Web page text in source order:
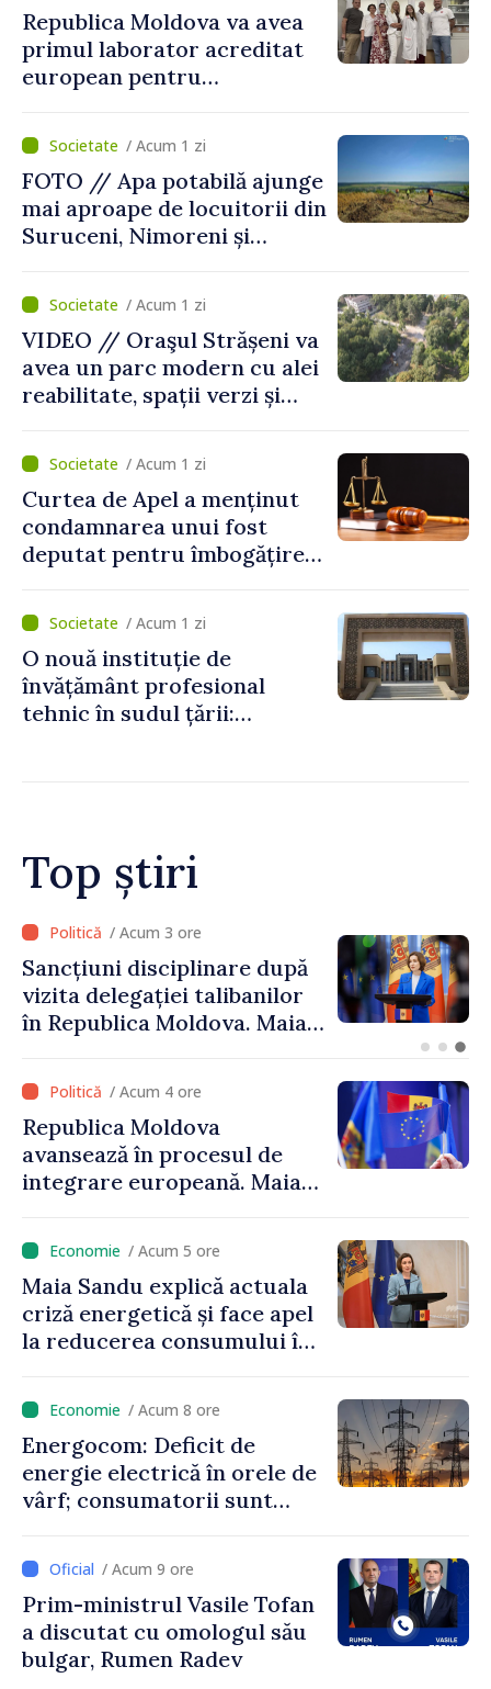
Republica Moldova va avea
primul laborator acreditat
european pentru
viței-de-vie
/ Acum 1 zi
FOTO // Apa potabilă ajunge
mai aproape de locuitorii din
Suruceni, Nimoreni și
/ Acum 1 zi
VIDEO // Oraşul Strășeni va
avea un parc modern cu alei
reabilitate, spații verzi și
/ Acum 1 zi
Curtea de Apel a menținut
condamnarea unui fost
deputat pentru îmbogățire
statului peste 2,4 milioane
de lei
/ Acum 1 zi
O nouă instituție de
învățământ profesional
tehnic în sudul țării:
Top știri
/ Acum 2 ore
Adunarea Populară a
Găgăuziei trebuie să aibă un
mandat deplin. Președinta
libere și corecte””
/ Acum 4 ore
Republica Moldova
avansează în procesul de
integrare europeană. Maia
niciun stat”
/ Acum 5 ore
Maia Sandu explică actuala
criză energetică și face apel
la reducerea consumului în
putem menține prețurile la
un nivel mai mic”
/ Acum 8 ore
Energocom: Deficit de
energie electrică în orele de
vârf; consumatorii sunt
/ Acum 9 ore
Prim-ministrul Vasile Tofan
a discutat cu omologul său
bulgar, Rumen Radev